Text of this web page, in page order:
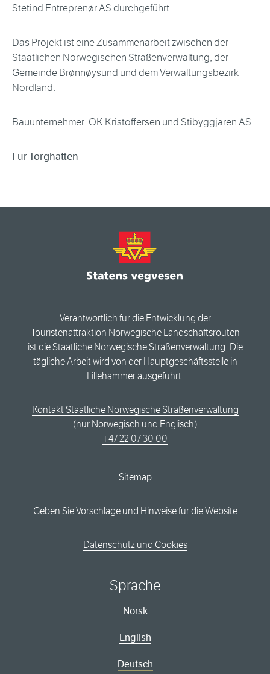
Stetind Entreprenør AS durchgeführt.
Das Projekt ist eine Zusammenarbeit zwischen der
Staatlichen Norwegischen Straßenverwaltung, der
Gemeinde Brønnøysund und dem Verwaltungsbezirk
Nordland.
Bauunternehmer: OK Kristoffersen und Stibyggjaren AS
Für Torghatten
Verantwortlich für die Entwicklung der
Touristenattraktion Norwegische Landschaftsrouten
ist die Staatliche Norwegische Straßenverwaltung. Die
tägliche Arbeit wird von der Hauptgeschäftsstelle in
Lillehammer ausgeführt.
Kontakt Staatliche Norwegische Straßenverwaltung
(nur Norwegisch und Englisch)
+47 22 07 30 00
Sitemap
Geben Sie Vorschläge und Hinweise für die Website
Datenschutz und Cookies
Sprache
Norsk
English
Deutsch